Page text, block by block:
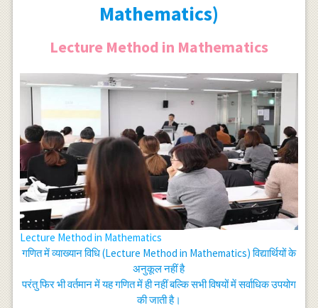
Mathematics)
Lecture Method in Mathematics
Lecture Method in Mathematics
गणित में व्याख्यान विधि (Lecture Method in Mathematics) विद्यार्थियों के
अनुकूल नहीं है
परंतु फिर भी वर्तमान में यह गणित में ही नहीं बल्कि सभी विषयों में सर्वाधिक उपयोग
की जाती है।